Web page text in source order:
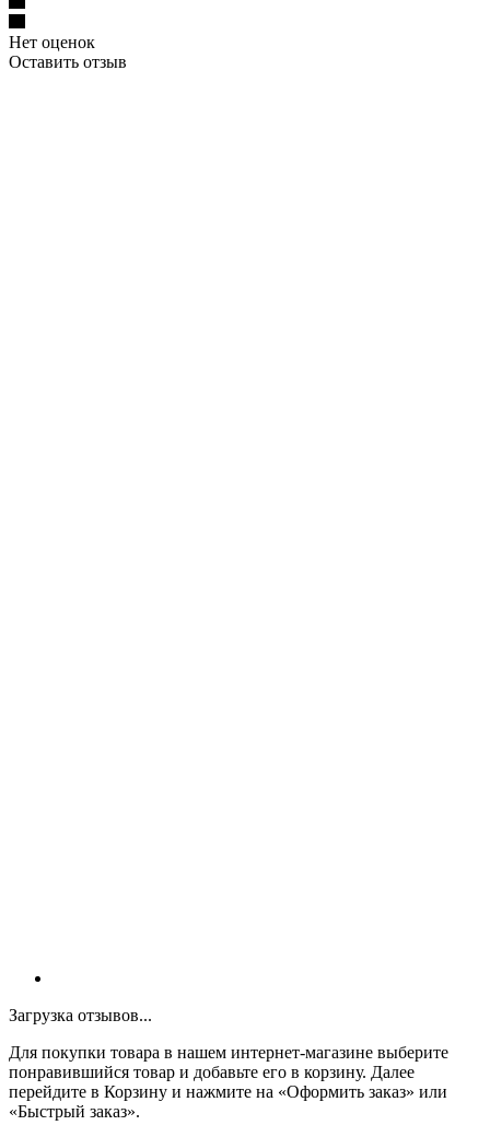
Нет оценок
Оставить отзыв
Загрузка отзывов...
Для покупки товара в нашем интернет-магазине выберите
понравившийся товар и добавьте его в корзину. Далее
перейдите в Корзину и нажмите на «Оформить заказ» или
«Быстрый заказ».